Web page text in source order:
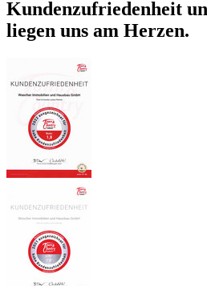
Kundenzufriedenheit
liegen uns am Herzen.